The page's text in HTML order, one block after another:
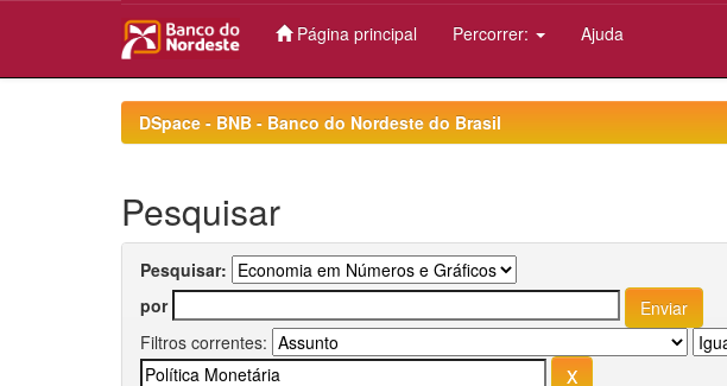
Página principal Percorrer: Ajuda
DSpace - BNB - Banco do Nordeste do Brasil
Pesquisar
Pesquisar:
por
Filtros correntes: